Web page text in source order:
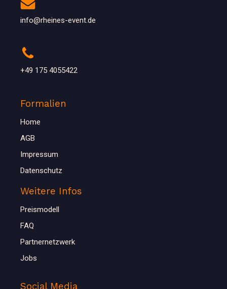
info@rheines-event.de
+49 175 4055422
Formalien
Home
AGB
Impressum
Datenschutz
Weitere Infos
Preismodell
FAQ
Partnernetzwerk
Jobs
Social Media